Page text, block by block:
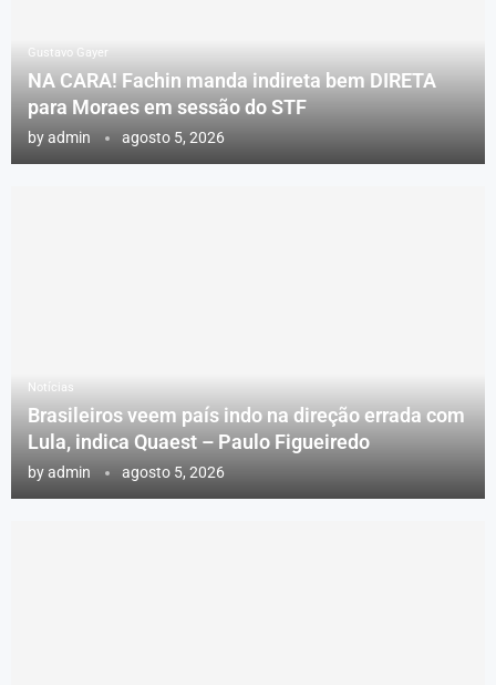
Gustavo Gayer
NA CARA! Fachin manda indireta bem DIRETA
para Moraes em sessão do STF
byadmin agosto 5, 2026
Notícias
Brasileiros veem país indo na direção errada com
Lula, indica Quaest – Paulo Figueiredo
byadmin agosto 5, 2026